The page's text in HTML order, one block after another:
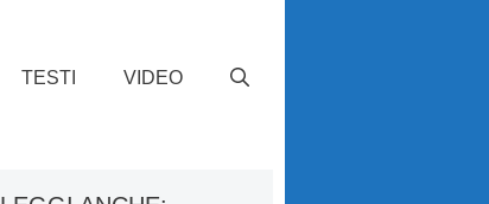
TESTI VIDEO